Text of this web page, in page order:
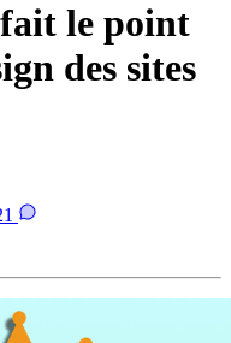
le point
des sites